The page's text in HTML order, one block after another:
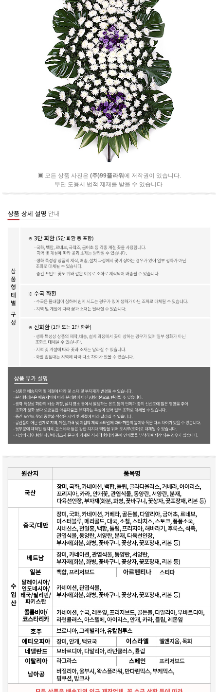
▣ 모든 상품 사진은 (주)99플라워에 저작권이 있습니다.
무단 도용시 법적 제재를 받을 수 있습니다.